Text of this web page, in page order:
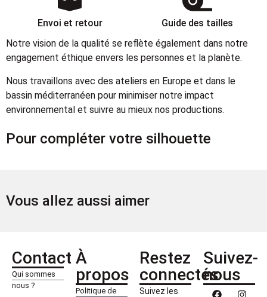
Envoi et retour
Guide des tailles
Notre vision de la qualité se reflète également dans notre
engagement éthique envers les personnes et la planète.
Nous travaillons avec des ateliers en Europe et dans le
bassin méditerranéen pour minimiser notre impact
environnemental et suivre au mieux nos productions.
Pour compléter votre silhouette
Vous allez aussi aimer
Contact
Qui sommes
nous ?
À
propos
Politique de
Restez
connectés
Suivez les
Suivez-
nous